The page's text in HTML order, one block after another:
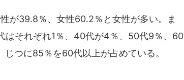
が39.8％、女性60.2％と女性が多い。ま
はそれぞれ1％、40代が4％、50代9％、60
つに85％を60代以上が占めている。